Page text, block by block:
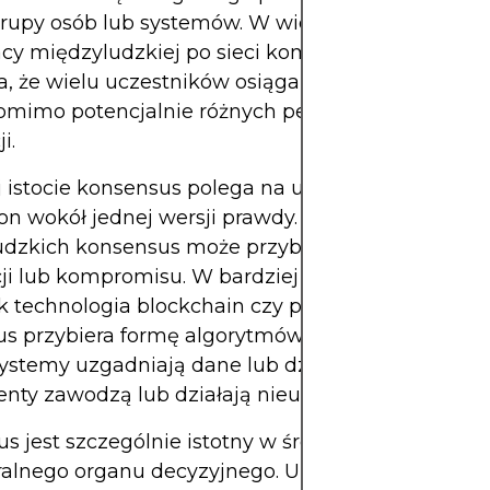
osób lub systemów. W wielu kontekstach –
międzyludzkiej po sieci komputerowe –
że ​​wielu uczestników osiąga wspólne
potencjalnie różnych perspektyw,
istocie konsensus polega na ujednoliceniu
wokół jednej wersji prawdy. W prostych
konsensus może przybierać formę
lub kompromisu. W bardziej technicznych
technologia blockchain czy przetwarzanie
przybiera formę algorytmów, które dyktują, w
uzgadniają dane lub działania, nawet
zawodzą lub działają nieuczciwie.
jest szczególnie istotny w środowiskach, w
organu decyzyjnego. Umożliwia on